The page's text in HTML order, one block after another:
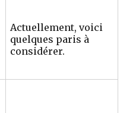
Actuellement, voici
quelques paris à
considérer.